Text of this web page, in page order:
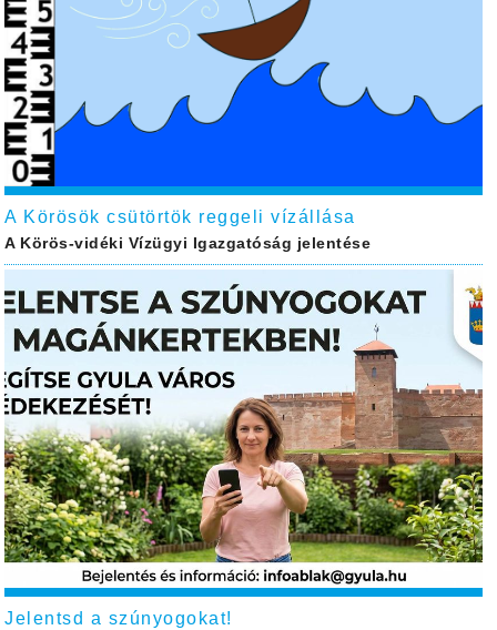
A Körösök csütörtök reggeli vízállása
A Körös-vidéki Vízügyi Igazgatóság jelentése
Jelentsd a szúnyogokat!